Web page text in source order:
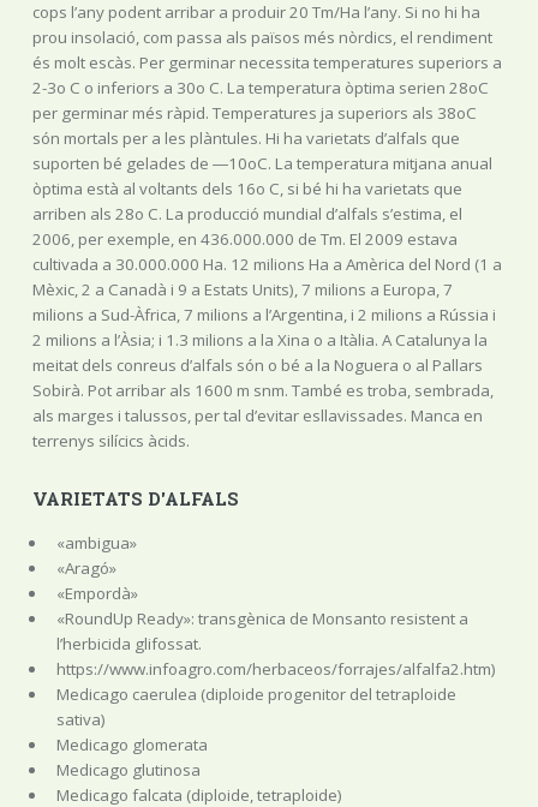
cops l’any podent arribar a produir 20 Tm/Ha l’any. Si no hi ha
prou insolació, com passa als països més nòrdics, el rendiment
és molt escàs. Per germinar necessita temperatures superiors a
2-3o C o inferiors a 30o C. La temperatura òptima serien 28oC
per germinar més ràpid. Temperatures ja superiors als 38oC
són mortals per a les plàntules. Hi ha varietats d’alfals que
suporten bé gelades de ―10oC. La temperatura mitjana anual
òptima està al voltants dels 16o C, si bé hi ha varietats que
arriben als 28o C. La producció mundial d’alfals s’estima, el
2006, per exemple, en 436.000.000 de Tm. El 2009 estava
cultivada a 30.000.000 Ha. 12 milions Ha a Amèrica del Nord (1 a
Mèxic, 2 a Canadà i 9 a Estats Units), 7 milions a Europa, 7
milions a Sud-Àfrica, 7 milions a l’Argentina, i 2 milions a Rússia i
2 milions a l’Àsia; i 1.3 milions a la Xina o a Itàlia. A Catalunya la
meitat dels conreus d’alfals són o bé a la Noguera o al Pallars
Sobirà. Pot arribar als 1600 m snm. També es troba, sembrada,
als marges i talussos, per tal d’evitar esllavissades. Manca en
terrenys silícics àcids.
VARIETATS D'ALFALS
«ambigua»
«Aragó»
«Empordà»
«RoundUp Ready»: transgènica de Monsanto resistent a
l’herbicida glifossat.
https://www.infoagro.com/herbaceos/forrajes/alfalfa2.htm)
Medicago caerulea (diploide progenitor del tetraploide
sativa)
Medicago glomerata
Medicago glutinosa
Medicago falcata (diploide, tetraploide)